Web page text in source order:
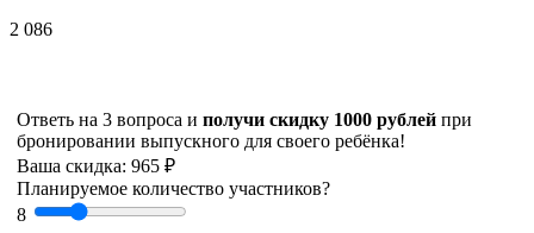
2 086
Ответь на 3 вопроса и получи скидку 1000 рублей при
бронировании выпускного для своего ребёнка!
Ваша скидка: 965 ₽
Планируемое количество участников?
8